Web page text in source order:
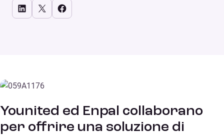
Share on LinkedIn Share on X Share on Facebook
Younited ed Enpal collaborano
per offrire una soluzione di